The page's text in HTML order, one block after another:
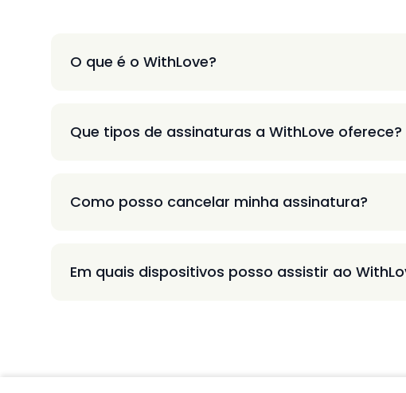
O que é o WithLove?
Que tipos de assinaturas a WithLove oferece?
Como posso cancelar minha assinatura?
Em quais dispositivos posso assistir ao